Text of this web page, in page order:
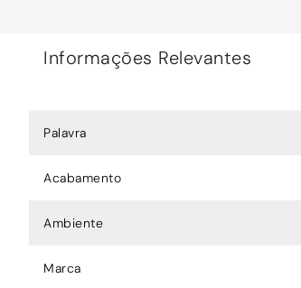
Informações Relevantes
Palavra
Acabamento
Ambiente
Marca